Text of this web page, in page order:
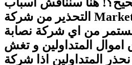
التحذير من شركة Markets.com و نناقش
من اي شركة نصابة
اموال المتداولين و تغش
نحذر المتداولين اذا شركة